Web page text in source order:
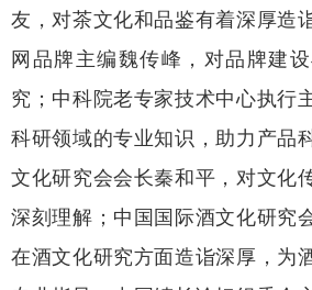
友，对茶文化和品鉴有着深厚造
网品牌主编魏传峰，对品牌建
究；中科院老专家技术中心执行
科研领域的专业知识，助力产品
文化研究会会长秦和平，对文化
深刻理解；中国国际酒文化研究
在酒文化研究方面造诣深厚，为